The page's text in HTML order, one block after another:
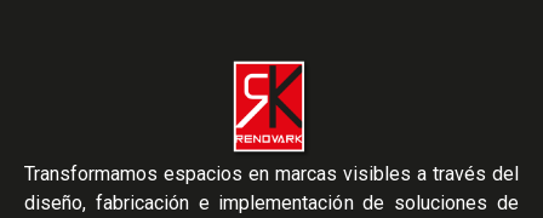
Transformamos espacios en marcas visibles a través del
diseño, fabricación e implementación de soluciones de